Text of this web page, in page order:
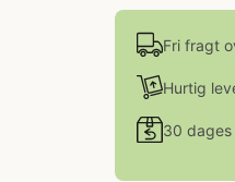
Fri fragt
Hurtig
30